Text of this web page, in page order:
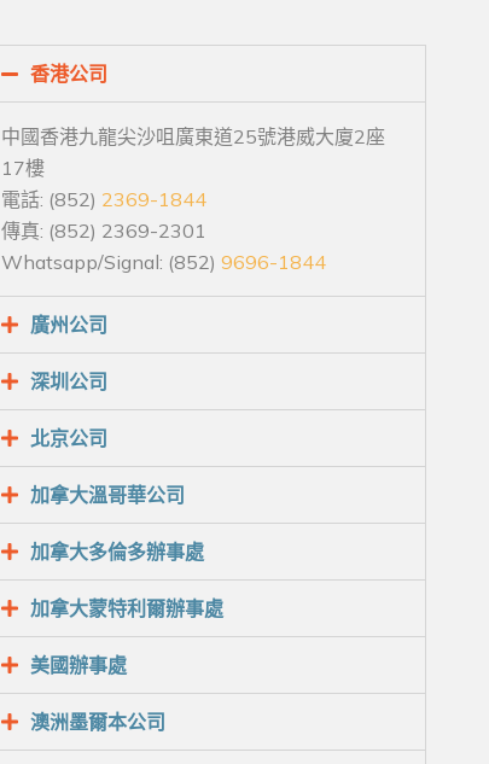
香港公司
中國香港九龍尖沙咀廣東道25號港威大廈2座
17樓
電話: (852) 2369-1844
傳真: (852) 2369-2301
Whatsapp/Signal: (852) 9696-1844
廣州公司
深圳公司
北京公司
加拿大溫哥華公司
加拿大多倫多辦事處
加拿大蒙特利爾辦事處
美國辦事處
澳洲墨爾本公司